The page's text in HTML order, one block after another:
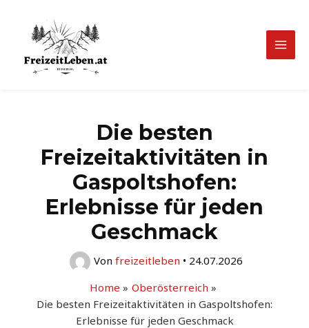
springen
Main
Die besten
Freizeitaktivitäten in
Gaspoltshofen:
Erlebnisse für jeden
Geschmack
Von freizeitleben • 24.07.2026
Home
Oberösterreich
Die besten Freizeitaktivitäten in Gaspoltshofen:
Erlebnisse für jeden Geschmack